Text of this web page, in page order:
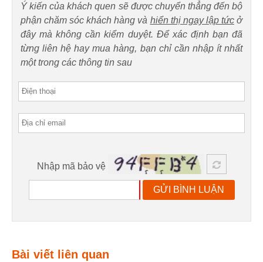
Ý kiến của khách quen sẽ được chuyển thẳng đến bộ
phận chăm sóc khách hàng và hiển thị ngay lập tứcở
đây mà không cần kiểm duyệt. Để xác định bạn đã
từng liên hệ hay mua hàng, bạn chỉ cần nhập ít nhất
một trong các thông tin sau
Nhập mã bảo vệ
GỬI BÌNH LUẬN
Bài viết liên quan